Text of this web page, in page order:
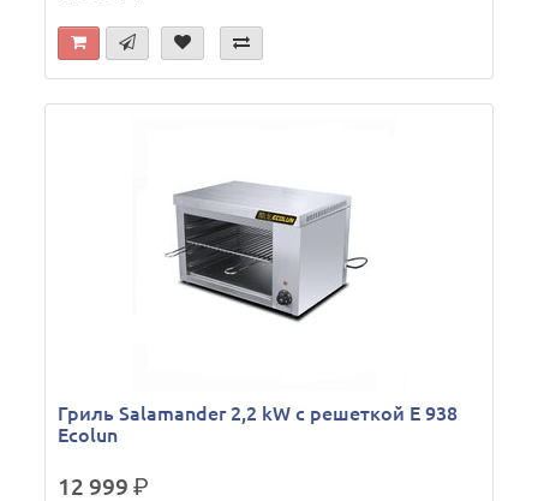
Гриль Salamander 2,2 kW c решеткой Е 938
Ecolun
12 999р.